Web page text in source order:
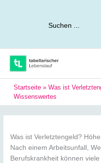
Startseite » Was ist
Wissenswertes
Was ist Verletztengeld?
Nach einem Arbeitsunfall,
Berufskrankheit können